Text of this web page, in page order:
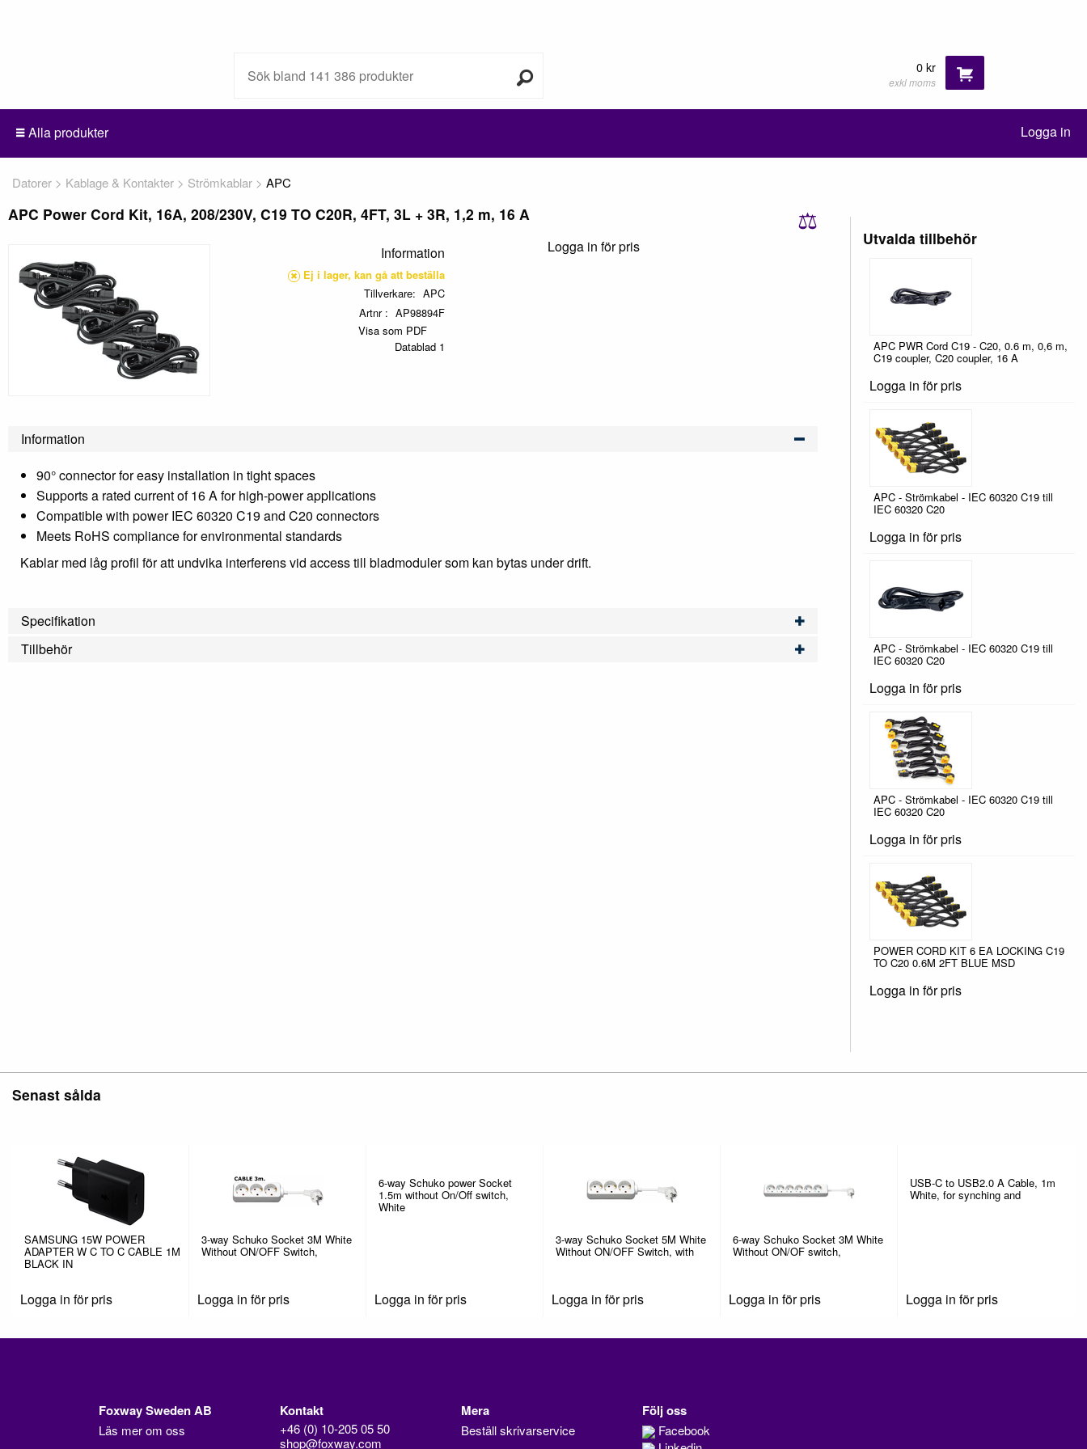
0 kr
exkl moms
Alla produkter Logga in
Datorer Kablage & Kontakter Strömkablar APC
⚖
APC Power Cord Kit, 16A, 208/230V, C19 TO C20R, 4FT, 3L + 3R, 1,2 m, 16 A
Information
Ej i lager, kan gå att beställa
Tillverkare
APC
Artnr
AP98894F
Visa som PDF
Datablad 1
Logga in för pris
Information
90° connector for easy installation in tight spaces
Supports a rated current of 16 A for high-power applications
Compatible with power IEC 60320 C19 and C20 connectors
Meets RoHS compliance for environmental standards
Kablar med låg profil för att undvika interferens vid access till bladmoduler som kan bytas under drift.
Specifikation
Tillbehör
Utvalda tillbehör
APC PWR Cord C19 - C20, 0.6 m, 0,6 m,
C19 coupler, C20 coupler, 16 A
Logga in för pris
APC - Strömkabel - IEC 60320 C19 till
IEC 60320 C20
Logga in för pris
APC - Strömkabel - IEC 60320 C19 till
IEC 60320 C20
Logga in för pris
APC - Strömkabel - IEC 60320 C19 till
IEC 60320 C20
Logga in för pris
POWER CORD KIT 6 EA LOCKING C19
TO C20 0.6M 2FT BLUE MSD
Logga in för pris
Senast sålda
SAMSUNG 15W POWER
ADAPTER W C TO C CABLE 1M
BLACK IN
Logga in för pris
3-way Schuko Socket 3M White
Without ON/OFF Switch,
Logga in för pris
6-way Schuko power Socket
1.5m without On/Off switch,
White
Logga in för pris
3-way Schuko Socket 5M White
Without ON/OFF Switch, with
Logga in för pris
6-way Schuko Socket 3M White
Without ON/OF switch,
Logga in för pris
USB-C to USB2.0 A Cable, 1m
White, for synching and
Logga in för pris
Foxway Sweden AB
Läs mer om oss
Kontakt
+46 (0) 10-205 05 50
shop@foxway.com
Mera
Beställ skrivarservice
Följ oss
Facebook